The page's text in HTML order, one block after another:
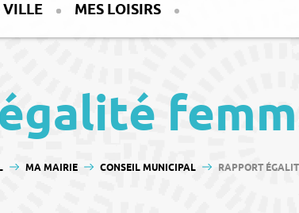
MES LOISIRS
ICI :MA MAIRIE CONSEIL MUNICIPAL RAPPORT